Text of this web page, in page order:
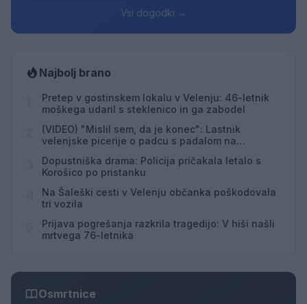
Vsi dogodki →
Najbolj brano
Pretep v gostinskem lokalu v Velenju: 46-letnik
moškega udaril s steklenico in ga zabodel
(VIDEO) "Mislil sem, da je konec": Lastnik
velenjske picerije o padcu s padalom na
Dopustniška drama: Policija pričakala letalo s
Korošico po pristanku
Na Šaleški cesti v Velenju občanka poškodovala
tri vozila
Prijava pogrešanja razkrila tragedijo: V hiši našli
mrtvega 76-letnika
Osmrtnice